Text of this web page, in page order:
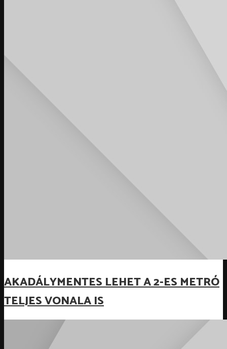
AKADÁLYMENTES LEHET A 2-ES METRÓ
TELJES VONALA IS